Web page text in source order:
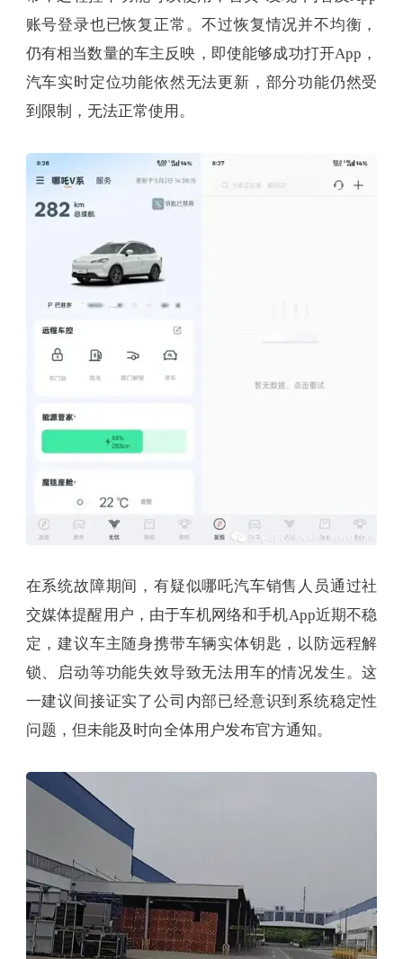
账号登录也已恢复正常。不过恢复情况并不均衡，
仍有相当数量的车主反映，即使能够成功打开App，
汽车实时定位功能依然无法更新，部分功能仍然受
到限制，无法正常使用。
在系统故障期间，有疑似哪吒汽车销售人员通过社
交媒体提醒用户，由于车机网络和手机App近期不稳
定，建议车主随身携带车辆实体钥匙，以防远程解
锁、启动等功能失效导致无法用车的情况发生。这
一建议间接证实了公司内部已经意识到系统稳定性
问题，但未能及时向全体用户发布官方通知。